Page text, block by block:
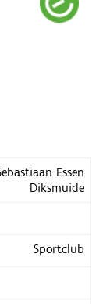
Essen
Diksmuide
Sportclub